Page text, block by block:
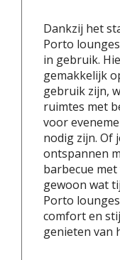
Dankzij het
Porto
in gebruik.
gemakkelijk
gebruik zijn,
ruimtes met
voor
nodig zijn. Of
ontspannen
barbecue
gewoon wat
Porto
comfort en
genieten van